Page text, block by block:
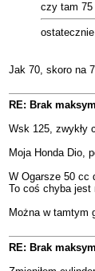
czy tam 75
Jak 70, skoro na
RE: Brak
Wsk 125, zwykły
Moja Honda Dio,
W Ogarsze 50 cc
To coś chyba
Można w tamtym
RE: Brak